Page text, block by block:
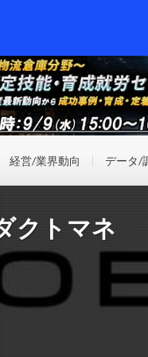
経営/業界動向 データ/
クトマネ